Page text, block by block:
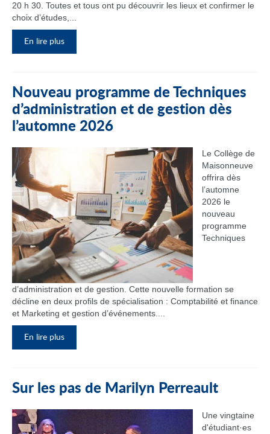
20 h 30. Toutes et tous ont pu découvrir les lieux et confirmer le
choix d’études,...
En lire plus
Nouveau programme de Techniques
d’administration et de gestion dès
l’automne 2026
Le Collège de
Maisonneuve
offrira dès
l’automne
2026 le
nouveau
programme
Techniques
d’administration et de gestion. Cette nouvelle formation se
décline en deux profils de spécialisation : Comptabilité et finance
et Marketing et gestion d’événements....
En lire plus
Sur les pas de Marilyn Perreault
Une vingtaine
d'étudiant·es